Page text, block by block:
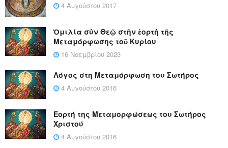
4 Αυγούστου 2017
Ὁμιλία σὺν Θεῷ στὴν ἑορτὴ τῆς
Μεταμόρφωσης τοῦ Κυρίου
16 Νοεμβρίου 2023
Λόγος στη Μεταμόρφωση του Σωτήρος
4 Αυγούστου 2016
Εορτή της Μεταμορφώσεως του Σωτήρος
Χριστού
4 Αυγούστου 2016